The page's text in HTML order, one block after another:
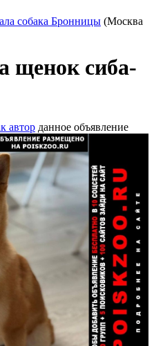
собака Бронницы (Москва
щенок сиба-
автор данное объявление